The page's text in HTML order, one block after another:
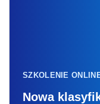
SZKOLENIE
Nowa